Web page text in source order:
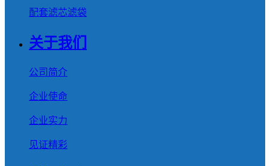
配套滤芯滤袋
关于我们
公司简介
企业使命
企业实力
见证精彩